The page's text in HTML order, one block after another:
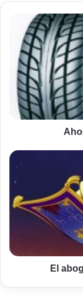
Ahora
toca
cambiar
las
ruedas
El
de
Las
Mil
El